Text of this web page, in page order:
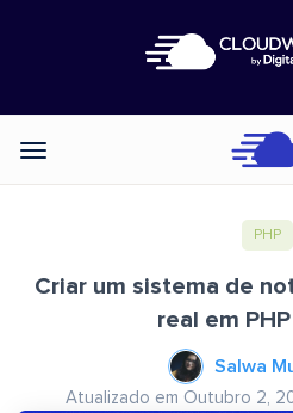
Categories
PHP
Criar um sistema de
real em
Salwa
Atualizado em Outubro 2,